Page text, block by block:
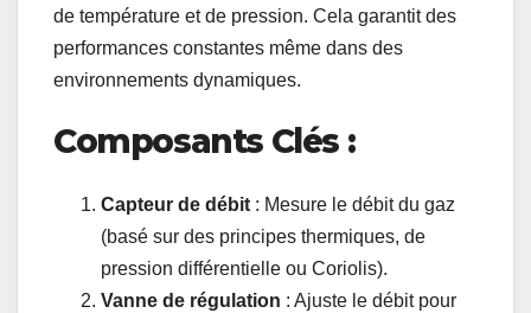
de température et de pression. Cela garantit des
performances constantes même dans des
environnements dynamiques.
Composants Clés :
Capteur de débit : Mesure le débit du gaz
(basé sur des principes thermiques, de
pression différentielle ou Coriolis).
Vanne de régulation : Ajuste le débit pour